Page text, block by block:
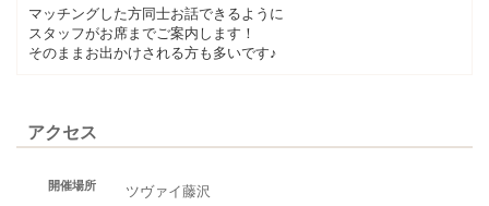
マッチングした方同士お話できるように
スタッフがお席までご案内します！
そのままお出かけされる方も多いです♪
アクセス
開催場所
ツヴァイ藤沢